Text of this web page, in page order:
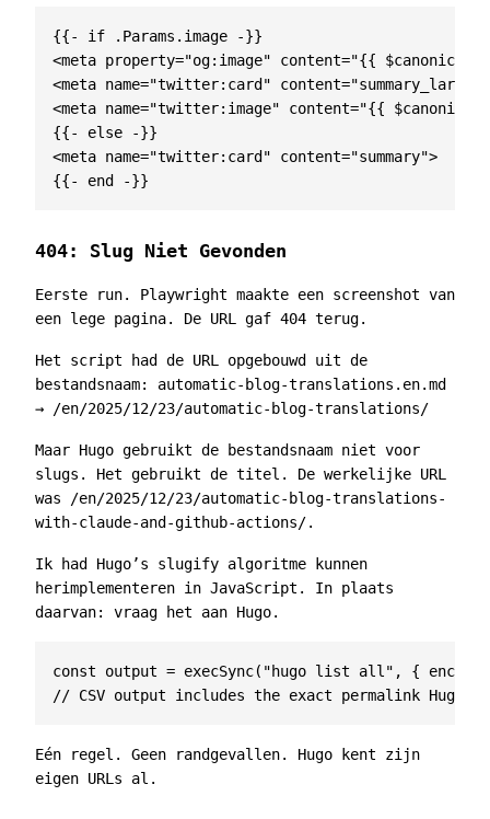
<meta property="og:image" content="{{ $canonical
<meta name="twitter:card" content=
<meta name="twitter:image" content="{{ $canonical
<meta name="twitter:card" content="summary">
404: Slug Niet Gevonden
Eerste run. Playwright maakte een screenshot van
een lege pagina. De URL gaf 404 terug.
Het script had de URL opgebouwd uit de
bestandsnaam: automatic-blog-translations.en.md
→
/en/2025/12/23/automatic-blog-translations/
Maar Hugo gebruikt de bestandsnaam niet voor
slugs. Het gebruikt de titel. De werkelijke URL
was
/en/2025/12/23/automatic-blog-translations-
with-claude-and-github-actions/.
Ik had Hugo’s slugify algoritme kunnen
herimplementeren in JavaScript. In plaats
daarvan: vraag het aan Hugo.
const output = execSync( "hugo list all" , {
Eén regel. Geen randgevallen. Hugo kent zijn
eigen URLs al.